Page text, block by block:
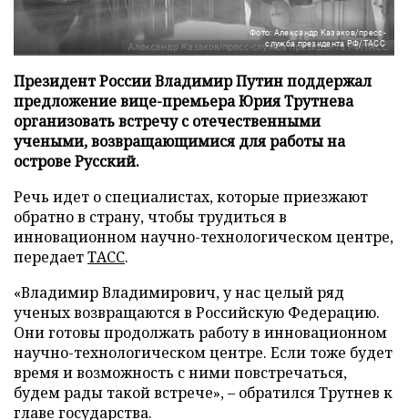
Фото: Александр Казаков/пресс-
служба президента РФ/ТАСС
Президент России Владимир Путин поддержал
предложение вице-премьера Юрия Трутнева
организовать встречу с отечественными
учеными, возвращающимися для работы на
острове Русский.
Речь идет о специалистах, которые приезжают
обратно в страну, чтобы трудиться в
инновационном научно-технологическом центре,
передаетТАСС.
«Владимир Владимирович, у нас целый ряд
ученых возвращаются в Российскую Федерацию.
Они готовы продолжать работу в инновационном
научно-технологическом центре. Если тоже будет
время и возможность с ними повстречаться,
будем рады такой встрече», – обратился Трутнев к
главе государства.